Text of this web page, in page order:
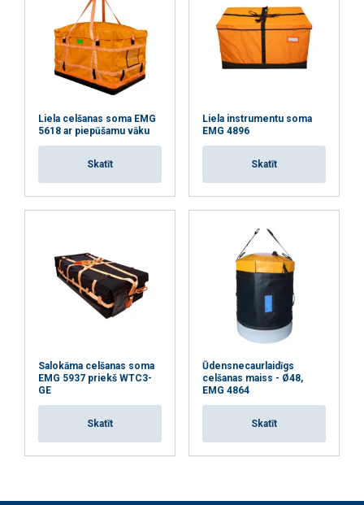
Liela celšanas soma EMG
5618 ar piepūšamu vāku
Skatīt
Liela instrumentu soma
EMG 4896
Skatīt
Salokāma celšanas soma
EMG 5937 priekš WTC3-
GE
Skatīt
Ūdensnecaurlaidīgs
celšanas maiss - Ø48,
EMG 4864
Skatīt
ATTEIKTIES NO VISIEM
RĀDĪT DETAĻAS